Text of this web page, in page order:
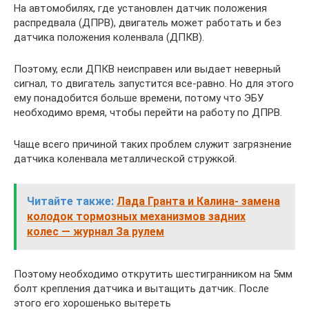
На автомобилях, где установлен датчик положения
распредвала (ДПРВ), двигатель может работать и без
датчика положения коленвала (ДПКВ).
Поэтому, если ДПКВ неисправен или выдает неверный
сигнал, то двигатель запустится все-равно. Но для этого
ему понадобится больше времени, потому что ЭБУ
необходимо время, чтобы перейти на работу по ДПРВ.
Чаще всего причиной таких проблем служит загрязнение
датчика коленвала металлической стружкой.
Читайте также: Лада Гранта и Калина- замена
колодок тормозных механизмов задних
колес — журнал За рулем
Поэтому необходимо открутить шестигранником на 5мм
болт крепления датчика и вытащить датчик. После
этого его хорошенько вытереть